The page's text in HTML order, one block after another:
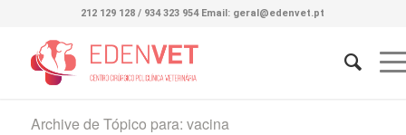
212 129 128 / 934 323 954 Email: geral@edenvet.pt
Archive de Tópico para: vacina